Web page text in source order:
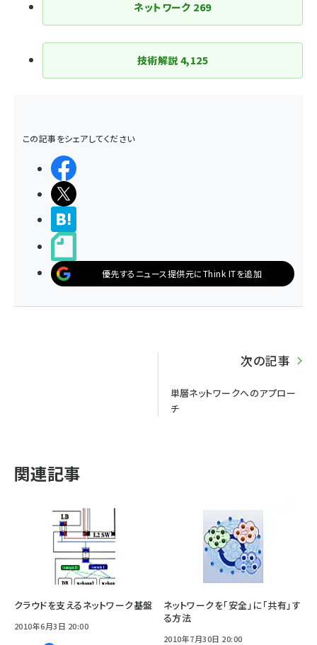
ネットワーク 269
技術解説 4,125
この記事をシェアしてください
優先するニュース提供元にThink ITを追加
次の記事
単層ネットワークへのアプロー
チ
関連記事
クラウドを支えるネットワーク基盤
2010年6月3日 20:00
ネットワークを「安全」に「共有」す
る方法
2010年7月30日 20:00